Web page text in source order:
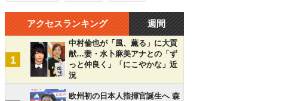
アクセスランキング 週間
1
中村倫也が「風、薫る」に大貢
献…妻・水卜麻美アナとの「ず
っと仲良く」「にこやかな」近
況
欧州初の日本人指揮官誕生へ 森